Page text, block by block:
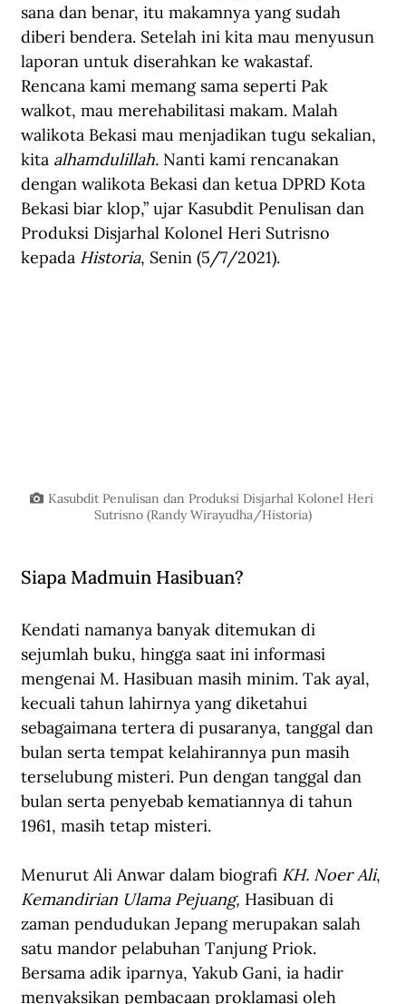
sana dan benar, itu makamnya yang sudah
diberi bendera. Setelah ini kita mau menyusun
laporan untuk diserahkan ke wakastaf.
Rencana kami memang sama seperti Pak
walkot, mau merehabilitasi makam. Malah
walikota Bekasi mau menjadikan tugu sekalian,
kita alhamdulillah. Nanti kami rencanakan
dengan walikota Bekasi dan ketua DPRD Kota
Bekasi biar klop,” ujar Kasubdit Penulisan dan
Produksi Disjarhal Kolonel Heri Sutrisno
kepada Historia, Senin (5/7/2021).
Kasubdit Penulisan dan Produksi Disjarhal Kolonel Heri
Sutrisno (Randy Wirayudha/Historia)
Siapa Madmuin Hasibuan?
Kendati namanya banyak ditemukan di
sejumlah buku, hingga saat ini informasi
mengenai M. Hasibuan masih minim. Tak ayal,
kecuali tahun lahirnya yang diketahui
sebagaimana tertera di pusaranya, tanggal dan
bulan serta tempat kelahirannya pun masih
terselubung misteri. Pun dengan tanggal dan
bulan serta penyebab kematiannya di tahun
1961, masih tetap misteri.
Menurut Ali Anwar dalam biografi KH. Noer Ali,
Kemandirian Ulama Pejuang, Hasibuan di
zaman pendudukan Jepang merupakan salah
satu mandor pelabuhan Tanjung Priok.
Bersama adik iparnya, Yakub Gani, ia hadir
menyaksikan pembacaan proklamasi oleh